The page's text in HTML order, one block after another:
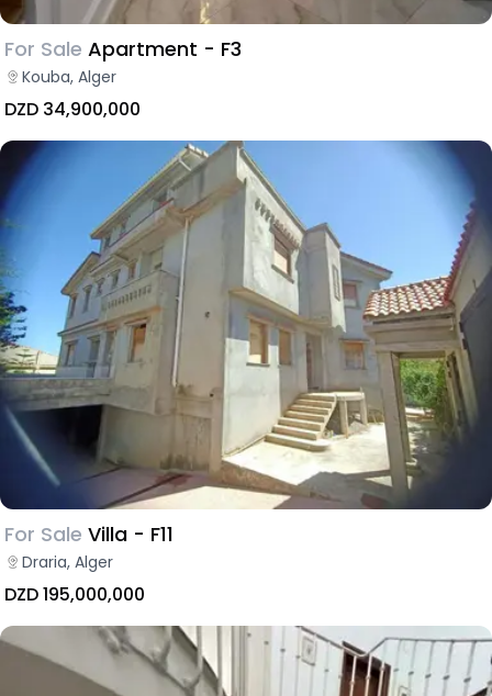
For Sale Apartment - F3
Kouba, Alger
DZD 34,900,000
For Sale Villa - F11
Draria, Alger
DZD 195,000,000